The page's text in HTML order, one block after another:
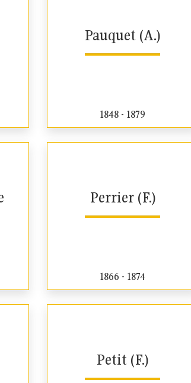
Pauquet (A.)
1848 - 1879
Perrier (F.)
1866 - 1874
Petit (F.)